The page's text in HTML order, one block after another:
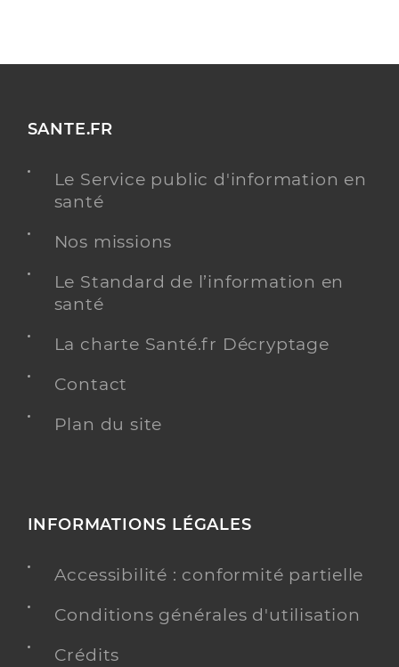
SANTE.FR
Le Service public d'information en
santé
Nos missions
Le Standard de l’information en
santé
La charte Santé.fr Décryptage
Contact
Plan du site
INFORMATIONS LÉGALES
Accessibilité : conformité partielle
Conditions générales d'utilisation
Crédits